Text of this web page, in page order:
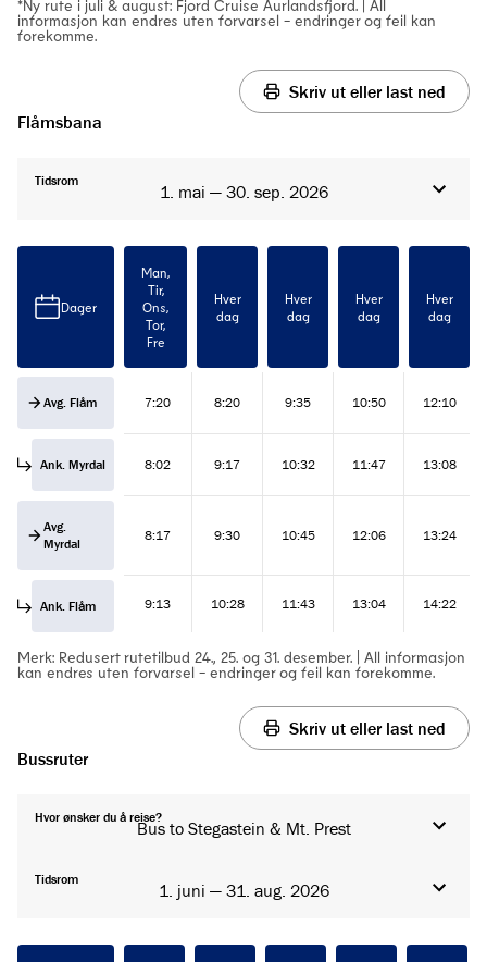
*Ny rute i juli & august: Fjord Cruise Aurlandsfjord. | All
informasjon kan endres uten forvarsel - endringer og feil kan
forekomme.
Skriv ut eller last ned
Flåmsbana
Tidsrom
1. mai — 30. sep. 2026
Dager
Man,
Tir,
Ons,
Tor,
Fre
Hver
dag
Hver
dag
Hver
dag
Hver
dag
Avg. Flåm 7:20 8:20 9:35 10:50 12:10
Ank. Myrdal 8:02 9:17 10:32 11:47 13:08
Avg.
Myrdal
8:17 9:30 10:45 12:06 13:24
Ank. Flåm 9:13 10:28 11:43 13:04 14:22
Merk: Redusert rutetilbud 24., 25. og 31. desember. | All informasjon
kan endres uten forvarsel - endringer og feil kan forekomme.
Skriv ut eller last ned
Bussruter
Hvor ønsker du å reise?
Bus to Stegastein & Mt. Prest
Tidsrom
1. juni — 31. aug. 2026